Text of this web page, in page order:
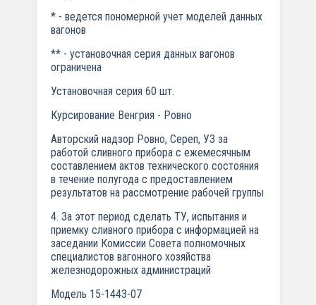
* - ведется пономерной учет моделей данных
вагонов
** - установочная серия данных вагонов
ограничена
Установочная серия 60 шт.
Курсирование Венгрия - Ровно
Авторский надзор Ровно, Сереп, УЗ за
работой сливного прибора с ежемесячным
составлением актов технического состояния
в течение полугода с предоставлением
результатов на рассмотрение рабочей группы
4. За этот период сделать ТУ, испытания и
приемку сливного прибора с информацией на
заседании Комиссии Совета полномочных
специалистов вагонного хозяйства
железнодорожных администраций
Модель 15-1443-07